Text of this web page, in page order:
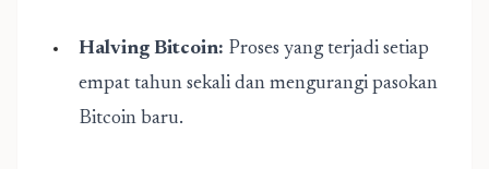
Halving Bitcoin: Proses yang terjadi setiap
empat tahun sekali dan mengurangi pasokan
Bitcoin baru.